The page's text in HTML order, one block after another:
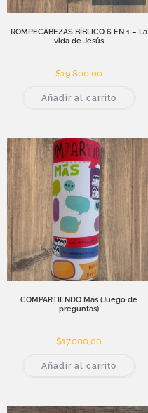
ROMPECABEZAS BÍBLICO 6 EN 1 – La
vida de Jesús
$19.800,00
Añadir al carrito
COMPARTIENDO Más (Juego de
preguntas)
$17.000,00
Añadir al carrito